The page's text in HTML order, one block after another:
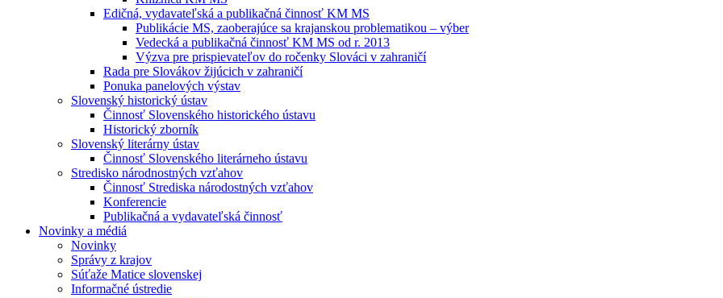
Edičná, vydavateľská a publikačná činnosť KM MS
Publikácie MS, zaoberajúce sa krajanskou problematikou – výber
Vedecká a publikačná činnosť KM MS od r. 2013
Výzva pre prispievateľov do ročenky Slováci v zahraničí
Rada pre Slovákov žijúcich v zahraničí
Ponuka panelových výstav
Slovenský historický ústav
Činnosť Slovenského historického ústavu
Historický zborník
Slovenský literárny ústav
Činnosť Slovenského literárneho ústavu
Stredisko národnostných vzťahov
Činnosť Strediska národostných vzťahov
Konferencie
Publikačná a vydavateľská činnosť
Novinky a médiá
Novinky
Správy z krajov
Súťaže Matice slovenskej
Informačné ústredie